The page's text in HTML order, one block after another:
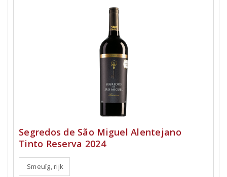
Segredos de São Miguel Alentejano
Tinto Reserva 2024
Smeuïg, rijk